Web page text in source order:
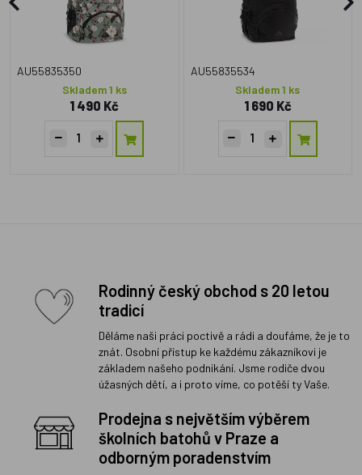
AU55835350
Skladem 1 ks
1 490 Kč
AU55835534
Skladem 1 ks
1 690 Kč
Rodinný český obchod s 20 letou
tradicí
Děláme naši práci poctivě a rádi a doufáme, že je to
znát. Osobní přístup ke každému zákazníkovi je
základem našeho podnikání. Jsme rodiče dvou
úžasných dětí, a i proto víme, co potěší ty Vaše.
Prodejna s největším výběrem
školních batohů v Praze a
odborným poradenstvím